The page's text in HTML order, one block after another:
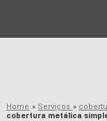
Home » Serviços »
cobertura metálica